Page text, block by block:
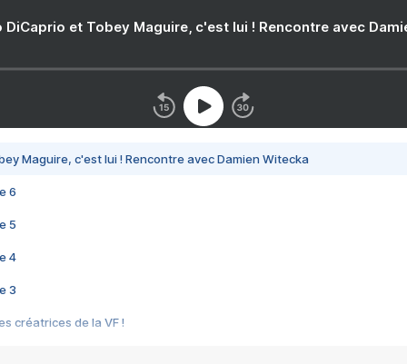
DiCaprio et Tobey Maguire, c'est lui ! Rencontre avec
Maguire, c'est lui ! Rencontre avec Damien Witecka
6
5
4
3
créatrices de la VF !